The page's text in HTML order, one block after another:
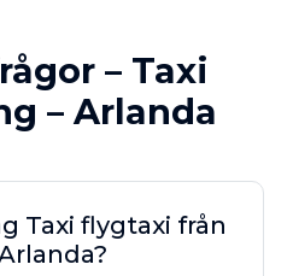
– Taxi
– Arlanda
Taxi flygtaxi från